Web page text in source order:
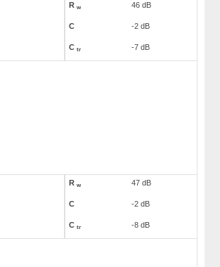
R w 46 dB
C -2 dB
C tr -7 dB
R w 47 dB
C -2 dB
C tr -8 dB